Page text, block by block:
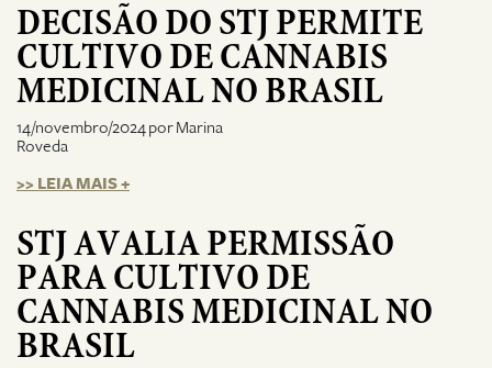
DECISÃO DO STJ PERMITE
CULTIVO DE CANNABIS
MEDICINAL NO BRASIL
14/novembro/2024 por Marina
Roveda
>> LEIA MAIS +
STJ AVALIA PERMISSÃO
PARA CULTIVO DE
CANNABIS MEDICINAL NO
BRASIL